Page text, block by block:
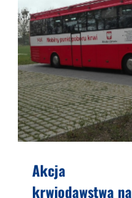
Akcja
krwiodawstwa na